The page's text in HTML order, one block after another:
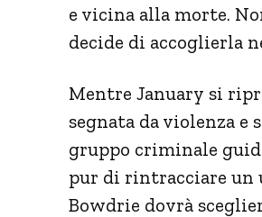
e vicina alla morte.
decide di accoglierla
Mentre January si
segnata da violenza e
gruppo criminale
pur di rintracciare un
Bowdrie dovrà